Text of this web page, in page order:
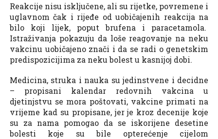
Reakcije nisu isključene, ali su rijetke, povremene i
uglavnom čak i rijeđe od uobičajenih reakcija na
bilo koji lijek, poput brufena i paracetamola.
Istraživanja pokazuju da loše reagovanje na neku
vakcinu uobičajeno znači i da se radi o genetskim
predispozicijima za neku bolest u kasnijoj dobi.
Medicina, struka i nauka su jedinstvene i decidne
– propisani kalendar redovnih vakcina u
djetinjstvu se mora poštovati, vakcine primati na
vrijeme kad su propisane, jer je kroz decenije koje
su za nama pomogao da se iskorijene desetine
bolesti koje su bile opterećenje cijelom